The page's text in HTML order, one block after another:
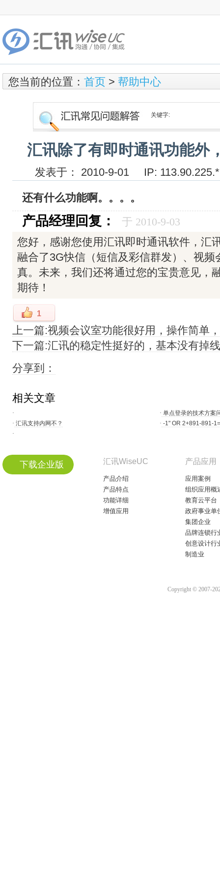
您当前的位置： 首页 > 帮助中心
关键字:
汇讯除了有即时通讯功能外
发表于： 2010-9-01 IP:
还有什么功能啊。。。。
产品经理回复：
于 2010-9-03
您好，感谢您使用汇讯即时通讯软件，汇
融合了3G快信（短信及彩信群发）、视频
真。未来，我们还将通过您的宝贵意见，
期待！
1
上一篇:视频会议室功能很好用，操作简单
下一篇:汇讯的稳定性挺好的，基本没有掉
分享到：
相关文章
· · 单点登录的技术方案
· 汇讯支持内网不？ · -1" OR 2+891-891-
·
下载企业版 汇讯WiseUC
产品介绍
产品特点
功能详细
增值应用
产品应用
应用案例
组织应用概
教育云平台
政府事业单
集团企业
品牌连锁行
创意设计行
制造业
Copyright © 2007-